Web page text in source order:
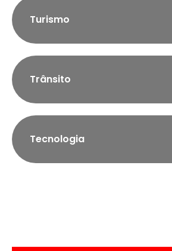
Turismo
Trânsito
Tecnologia